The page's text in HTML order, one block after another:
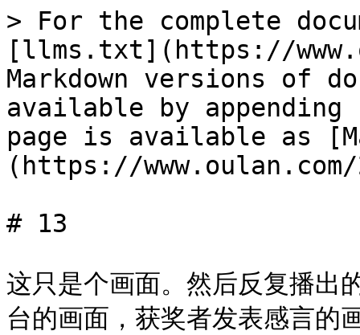
> For the complete
[llms.txt](https://
Markdown versions of
available by
page is available as
(https://
# 13
这只是个画面。然后反复播出
台的画面，获奖者发表感言的